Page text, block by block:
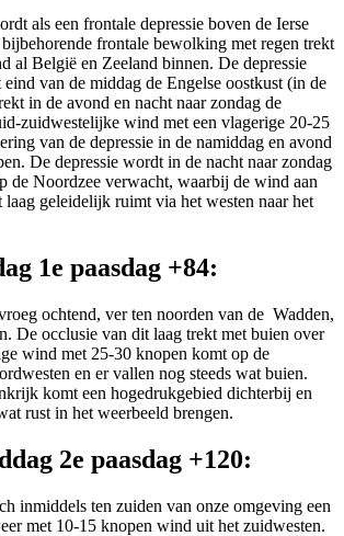
als een frontale depressie boven de Ierse
frontale bewolking met regen trekt
al België en Zeeland binnen. De depressie
van de middag de Engelse oostkust (in de
in de avond en nacht naar zondag de
zuidwestelijke wind met een vlagerige 20-25
van de depressie in de namiddag en avond
De depressie wordt in de nacht naar zondag
de Noordzee verwacht, waarbij de wind aan
geleidelijk ruimt via het westen naar het
1e paasdag +84:
ochtend, ver ten noorden van de Wadden,
De occlusie van dit laag trekt met buien over
wind met 25-30 knopen komt op de
en er vallen nog steeds wat buien.
komt een hogedrukgebied dichterbij en
rust in het weerbeeld brengen.
2e paasdag +120:
inmiddels ten zuiden van onze omgeving een
met 10-15 knopen wind uit het zuidwesten.